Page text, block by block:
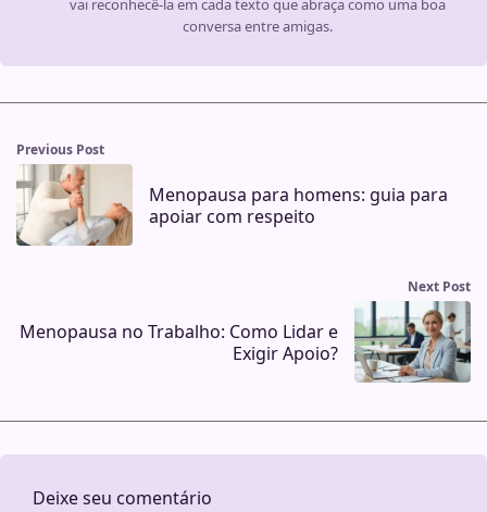
vai reconhecê-la em cada texto que abraça como uma boa
conversa entre amigas.
Previous Post
Menopausa para homens: guia para
apoiar com respeito
Next Post
Menopausa no Trabalho: Como Lidar e
Exigir Apoio?
Deixe seu comentário